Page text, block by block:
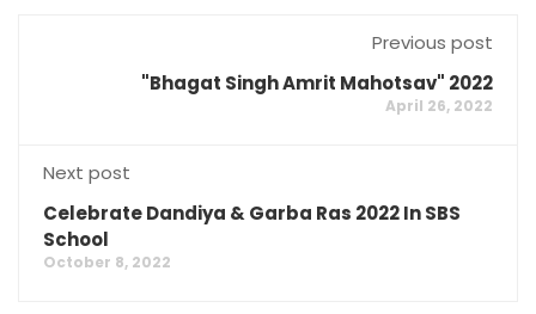
Previous post
"Bhagat Singh Amrit Mahotsav" 2022
April 26, 2022
Next post
Celebrate Dandiya & Garba Ras 2022 In SBS
School
October 8, 2022